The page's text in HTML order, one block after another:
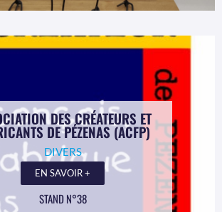
DES CRÉATEURS ET
DE PÉZENAS (ACFP)
DIVERS
EN SAVOIR +
STAND N°38